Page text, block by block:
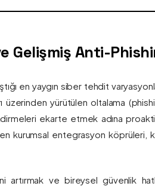
Gelişmiş Anti-
en yaygın siber tehdit
yürütülen oltalama
ekarte etmek adına
kurumsal entegrasyon köprüleri,
artırmak ve bireysel güvenlik